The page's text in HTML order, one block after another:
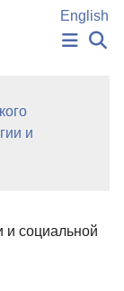
English
и
и социальной